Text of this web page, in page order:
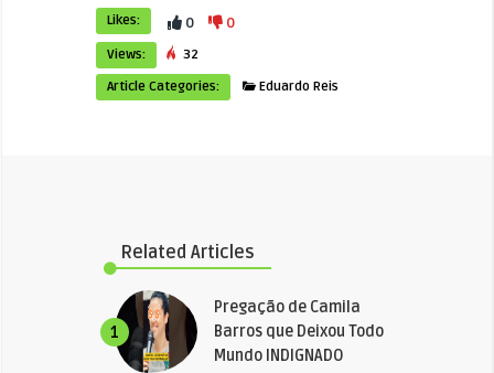
Likes: 0 0
Views:
32
Article Categories:
Eduardo Reis
Related Articles
1
Pregação de Camila
Barros que Deixou Todo
Mundo INDIGNADO